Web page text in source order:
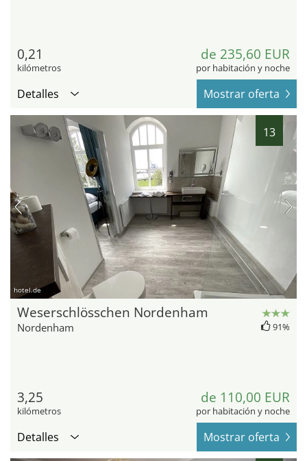
0,21
kilómetros
de 235,60 EUR
por habitación y noche
Detalles Mostrar oferta
13
hotel.de
Weserschlösschen Nordenham
Nordenham 91%
3,25
kilómetros
de 110,00 EUR
por habitación y noche
Detalles Mostrar oferta